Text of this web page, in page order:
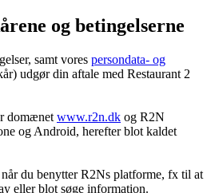
og betingelserne
samt vores persondata- og
udgør din aftale med Restaurant 2
domænet www.r2n.dk og R2N
og Android, herefter blot kaldet
du benytter R2Ns platforme, fx til at
eller blot søge information.